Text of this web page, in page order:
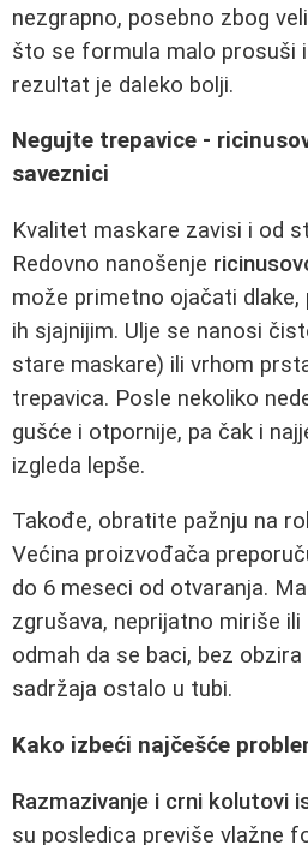
nezgrapno, posebno zbog
što se formula malo prosuši
rezultat je daleko bolji.
Negujte trepavice -
saveznici
Kvalitet maskare zavisi i od
Redovno nanošenje
može primetno ojačati
ih sjajnijim. Ulje se nanosi
stare maskare) ili vrhom
trepavica. Posle nekoliko
gušće i otpornije, pa čak i
izgleda lepše.
Takođe, obratite pažnju na
Većina proizvođača
do 6 meseci od otvaranja.
zgrušava, neprijatno miriše
odmah da se baci, bez
sadržaja ostalo u tubi.
Kako izbeći najčešće
Razmazivanje i crni kolutovi
su posledica previše vlažne